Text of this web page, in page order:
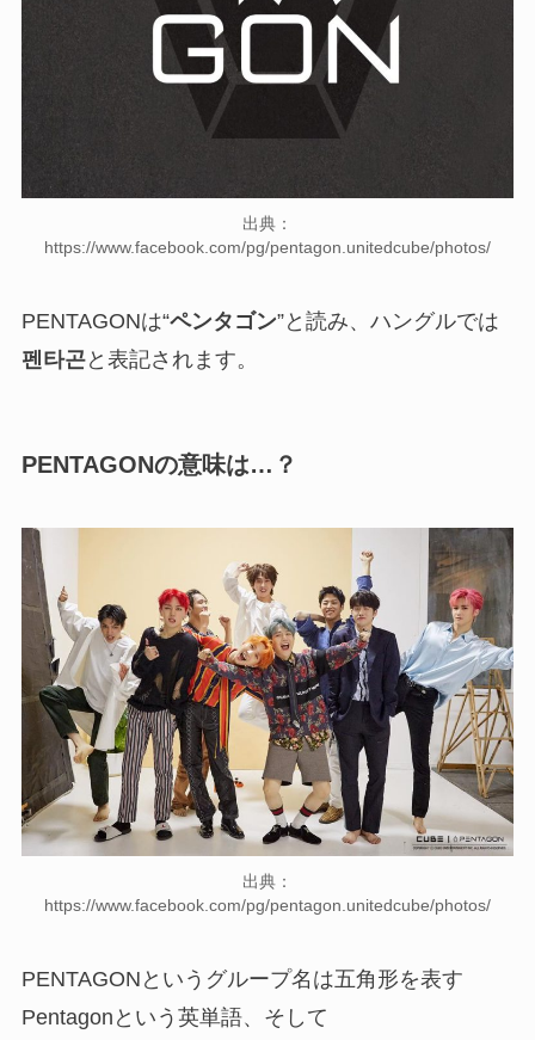
出典：
https://www.facebook.com/pg/pentagon.unitedcube/photos/
PENTAGONは“ペンタゴン”と読み、ハングルでは
펜타곤と表記されます。
PENTAGONの意味は…？
出典：
https://www.facebook.com/pg/pentagon.unitedcube/photos/
PENTAGONというグループ名は五角形を表す
Pentagonという英単語、そして